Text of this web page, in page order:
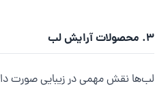
نقش مهمی در زیبایی صورت دارند: